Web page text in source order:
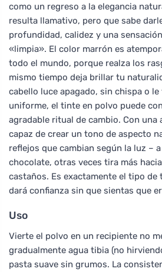
como un regreso a la elegancia
resulta llamativo, pero que sabe
profundidad, calidez y una
«limpia». El color marrón es
todo el mundo, porque realza los
mismo tiempo deja brillar tu
cabello luce apagado, sin chispa o
uniforme, el tinte en polvo puede
agradable ritual de cambio. Con una
capaz de crear un tono de aspecto
reflejos que cambian según la luz –
chocolate, otras veces tira más
castaños. Es exactamente el tipo
dará confianza sin que sientas que
Uso
Vierte el polvo en un recipiente no
gradualmente agua tibia (no
pasta suave sin grumos. La